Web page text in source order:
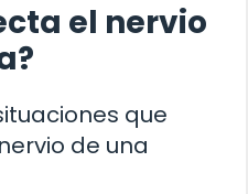
el nervio
que
de una